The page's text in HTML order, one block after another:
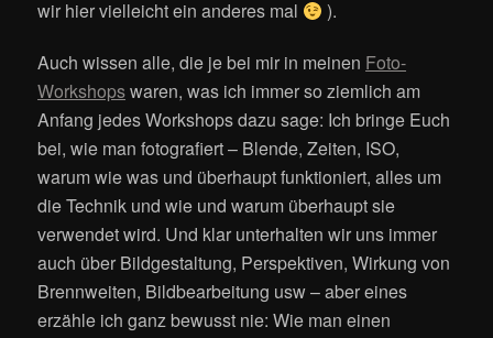
wir hier vielleicht ein anderes mal
).
Auch wissen alle, die je bei mir in meinen Foto-
Workshopswaren, was ich immer so ziemlich am
Anfang jedes Workshops dazu sage: Ich bringe Euch
bei, wie man fotografiert – Blende, Zeiten, ISO,
warum wie was und überhaupt funktioniert, alles um
die Technik und wie und warum überhaupt sie
verwendet wird. Und klar unterhalten wir uns immer
auch über Bildgestaltung, Perspektiven, Wirkung von
Brennweiten, Bildbearbeitung usw – aber eines
erzähle ich ganz bewusst nie: Wie man einen